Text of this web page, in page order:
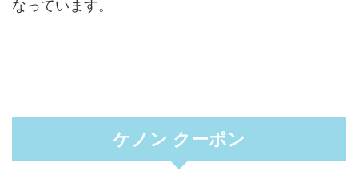
なっています。
ケノン クーポン